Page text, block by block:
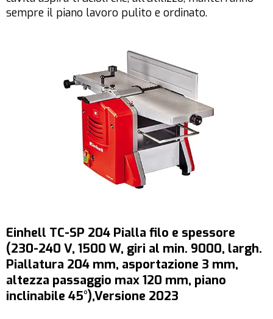
sempre il piano lavoro pulito e ordinato.
Einhell TC-SP 204 Pialla filo e spessore
(230-240 V, 1500 W, giri al min. 9000, largh.
Piallatura 204 mm, asportazione 3 mm,
altezza passaggio max 120 mm, piano
inclinabile 45°),Versione 2023